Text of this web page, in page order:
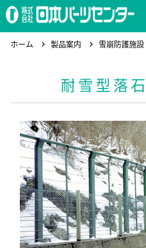
ホー
製品案
会社概
求人情
お問合
ホーム 製品案内 雪崩防護施設
耐雪型落